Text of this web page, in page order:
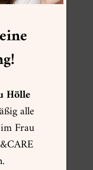
Hölle
alle
Frau